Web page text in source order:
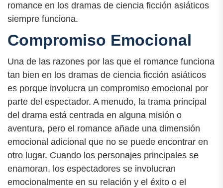
romance en los dramas de ciencia ficción asiáticos
siempre funciona.
Compromiso Emocional
Una de las razones por las que el romance funciona
tan bien en los dramas de ciencia ficción asiáticos
es porque involucra un compromiso emocional por
parte del espectador. A menudo, la trama principal
del drama está centrada en alguna misión o
aventura, pero el romance añade una dimensión
emocional adicional que no se puede encontrar en
otro lugar. Cuando los personajes principales se
enamoran, los espectadores se involucran
emocionalmente en su relación y el éxito o el